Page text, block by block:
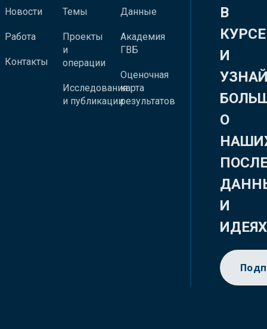
Новости
Работа
Контакты
Темы
Проекты
и
операции
Исследования
и публикации
Данные
Академия
ГВБ
Оценочная
карта
результатов
В
КУРСЕ
И
О
И
ИДЕЯХ